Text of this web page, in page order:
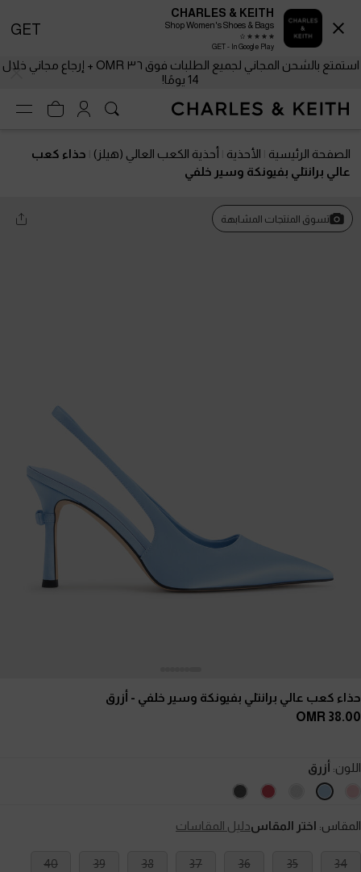
استمتع بالشحن المجاني لجميع الطلبات فوق ٣٦ OMR + إرجاع مجاني خلال
14 يومًا!
الصفحة الرئيسية الأحذية أحذية الكعب العالي (هيلز)
حذاء كعب
عالي برانتلي بفيونكة وسير خلفي
تسوق المنتجات المشابهة
حذاء كعب عالي برانتلي بفيونكة وسير خلفي - أزرق
38.00 OMR
اللون: أزرق
المقاس: اختر المقاسدليل المقاسات
34
35
36
37
38
39
40
CHARLES & KEITH
Shop Women's Shoes & Bags
GET - In Google Play
GET